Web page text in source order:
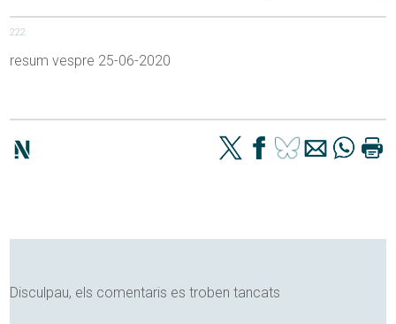
222
resum vespre 25-06-2020
Disculpau, els comentaris es troben tancats